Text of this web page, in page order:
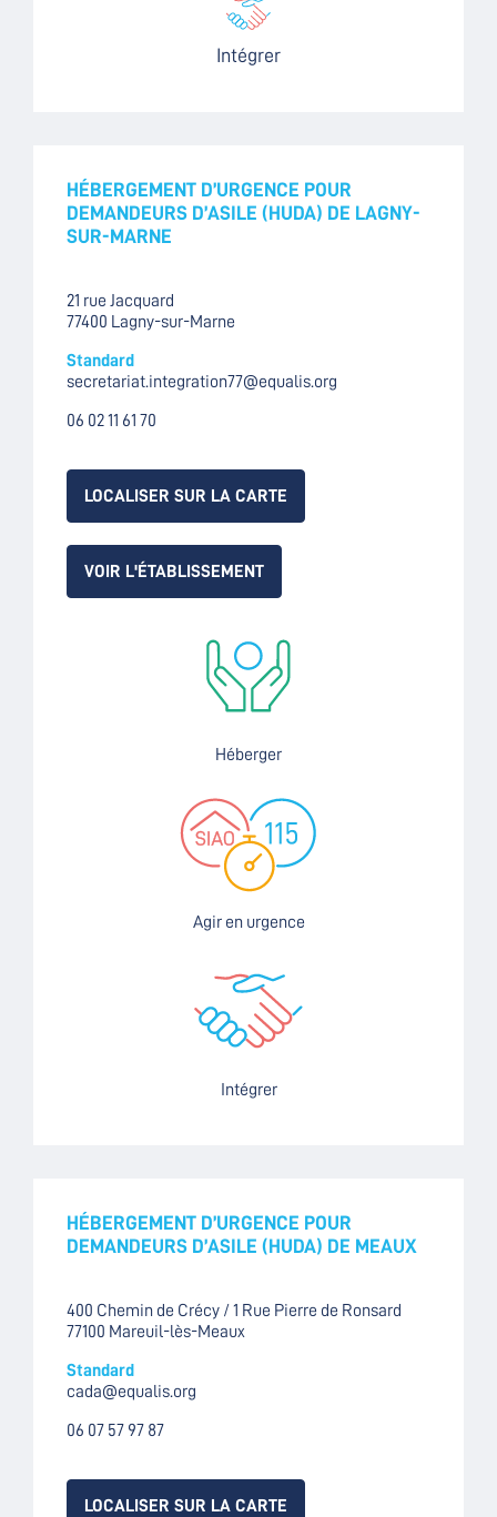
Intégrer
HÉBERGEMENT D’URGENCE POUR
DEMANDEURS D’ASILE (HUDA) DE LAGNY-
SUR-MARNE
21 rue Jacquard
77400 Lagny-sur-Marne
Standard
secretariat.integration77@equalis.org
06 02 11 61 70
LOCALISER SUR LA CARTE
VOIR L'ÉTABLISSEMENT
Héberger
Agir en urgence
Intégrer
HÉBERGEMENT D’URGENCE POUR
DEMANDEURS D’ASILE (HUDA) DE MEAUX
400 Chemin de Crécy / 1 Rue Pierre de Ronsard
77100 Mareuil-lès-Meaux
Standard
cada@equalis.org
06 07 57 97 87
LOCALISER SUR LA CARTE